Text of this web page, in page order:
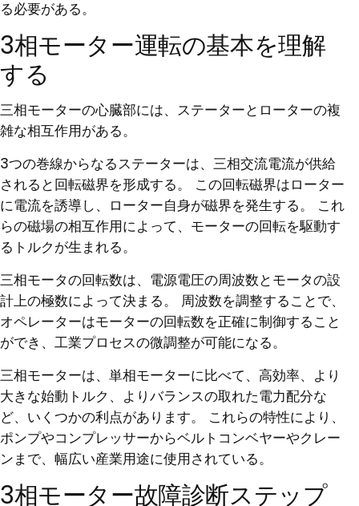
る必要がある。
3相モーター運転の基本を理解
する
三相モーターの心臓部には、ステーターとローターの複
雑な相互作用がある。
3つの巻線からなるステーターは、三相交流電流が供給
されると回転磁界を形成する。 この回転磁界はローター
に電流を誘導し、ローター自身が磁界を発生する。 これ
らの磁場の相互作用によって、モーターの回転を駆動す
るトルクが生まれる。
三相モータの回転数は、電源電圧の周波数とモータの設
計上の極数によって決まる。 周波数を調整することで、
オペレーターはモーターの回転数を正確に制御すること
ができ、工業プロセスの微調整が可能になる。
三相モーターは、単相モーターに比べて、高効率、より
大きな始動トルク、よりバランスの取れた電力配分な
ど、いくつかの利点があります。 これらの特性により、
ポンプやコンプレッサーからベルトコンベヤーやクレー
ンまで、幅広い産業用途に使用されている。
3相モーター故障診断ステップ